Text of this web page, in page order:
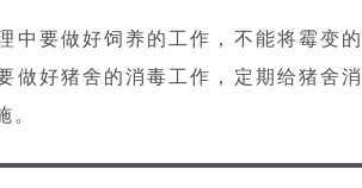
中要做好饲养的工作，不能将霉变
做好猪舍的消毒工作，定期给猪舍消